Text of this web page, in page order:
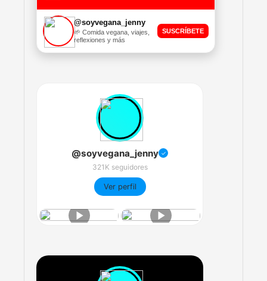
@soyvegana_jenny
🌱 Comida vegana, viajes,
reflexiones y más
SUSCRÍBETE
@soyvegana_jenny ✓
321K seguidores
Ver perfil